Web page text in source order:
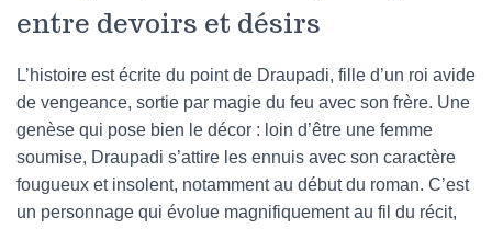
entre devoirs et désirs
L’histoire est écrite du point de Draupadi, fille d’un roi avide
de vengeance, sortie par magie du feu avec son frère. Une
genèse qui pose bien le décor : loin d’être une femme
soumise, Draupadi s’attire les ennuis avec son caractère
fougueux et insolent, notamment au début du roman. C’est
un personnage qui évolue magnifiquement au fil du récit,